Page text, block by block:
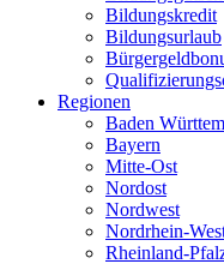
Bildungskredit
Bildungsurlaub
Regionen
Baden
Bayern
Mitte-Ost
Nordost
Nordwest
Nordrhein-
Rheinland-